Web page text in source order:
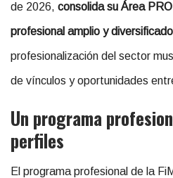
de 2026, consolida su Área
profesional amplio y
profesionalización del sector
de vínculos y oportunidades
Un programa
perfiles
El programa profesional de la